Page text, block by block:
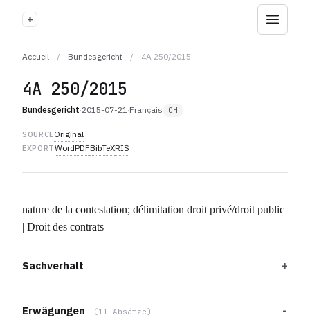
+
Accueil / Bundesgericht / 4A 250/2015
4A 250/2015
Bundesgericht·2015-07-21·Français CH
SOURCEOriginal
EXPORTWordPDFBibTeXRIS
nature de la contestation; délimitation droit privé/droit public
| Droit des contrats
Sachverhalt
Erwägungen (11 Absätze)